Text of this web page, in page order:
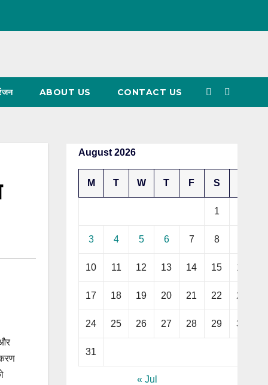
ABOUT US CONTACT US
August 2026
M T W T F S
1
3 4 5 6 7 8
10 11 12 13 14 15 16
17 18 19 20 21 22 23
24 25 26 27 28 29 30
31
« Jul